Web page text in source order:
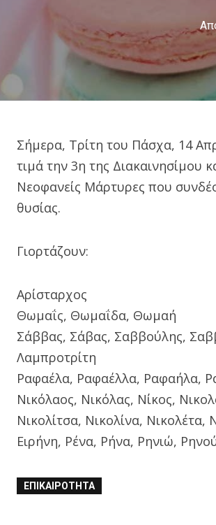
Σήμερα, Τρίτη του Πάσχα, 14
τιμά την 3η της Διακαινησίμου
Νεοφανείς Μάρτυρες που
θυσίας.
Γιορτάζουν:
Αρίσταρχος
Θωμαΐς, Θωμαΐδα, Θωμαή
Σάββας, Σάβας, Σαββούλης,
Λαμπροτρίτη
Ραφαέλα, Ραφαέλλα, Ραφαήλα,
Νικόλαος, Νικόλας, Νίκος,
Νικολίτσα, Νικολίνα, Νικολέτα,
Ειρήνη, Ρένα, Ρήνα, Ρηνιώ,
ΕΠΙΚΑΙΡΌΤΗΤΑ